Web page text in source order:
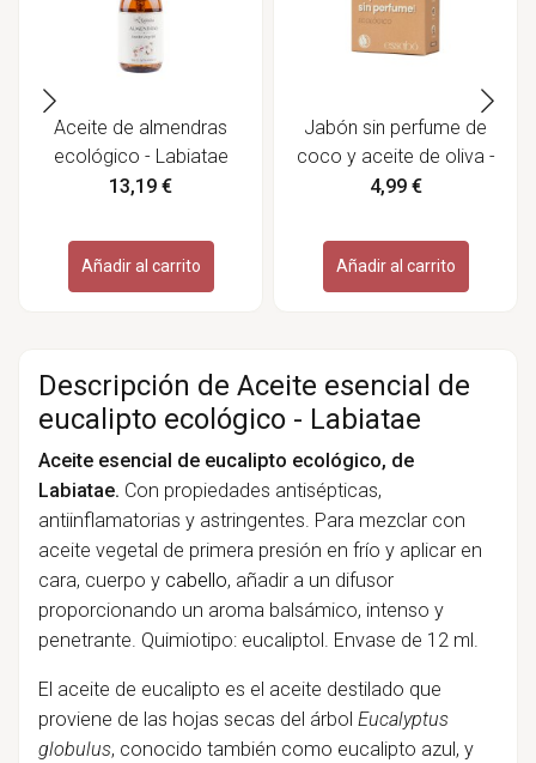
Aceite de almendras
ecológico - Labiatae
13,19 €
Añadir al carrito
Jabón sin perfume de
coco y aceite de oliva -
Essabó
4,99 €
Añadir al carrito
Descripción de Aceite esencial de
eucalipto ecológico - Labiatae
Aceite esencial de eucalipto ecológico, de
Labiatae. Con propiedades antisépticas,
antiinflamatorias y astringentes. Para mezclar con
aceite vegetal de primera presión en frío y aplicar en
cara, cuerpo y cabello, añadir a un difusor
proporcionando un aroma balsámico, intenso y
penetrante. Quimiotipo: eucaliptol. Envase de 12 ml.
El aceite de eucalipto es el aceite destilado que
proviene de las hojas secas del árbol Eucalyptus
globulus, conocido también como eucalipto azul, y